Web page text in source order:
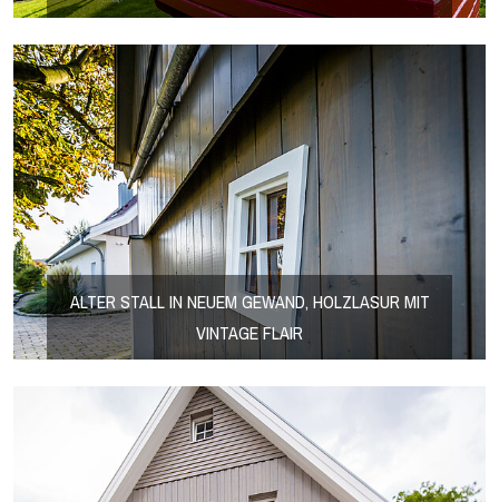
ALTER STALL IN NEUEM GEWAND, HOLZLASUR MIT
VINTAGE FLAIR